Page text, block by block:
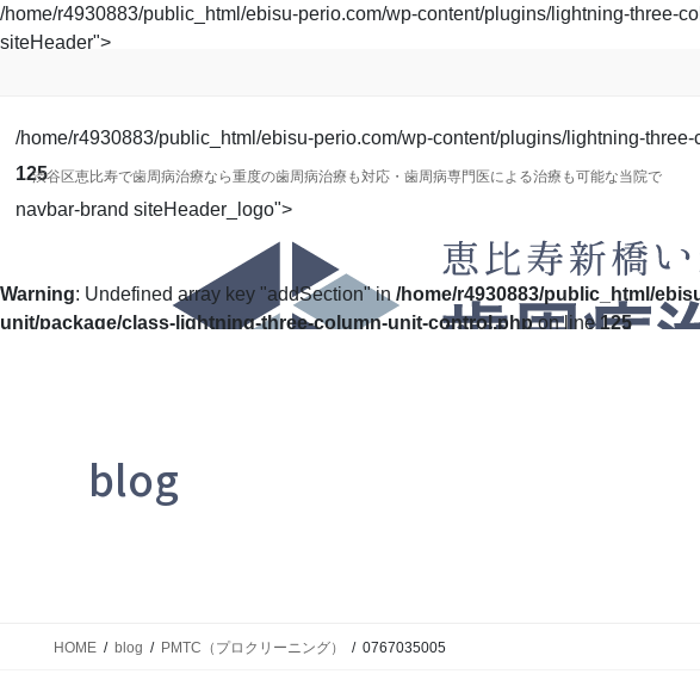
コ
ン
移
動
ナ
ビ
ン
に
/home/r4930883/public_html/ebisu-perio.com/wp-content/plugins/lightning-
siteHeader">
渋谷区恵比寿で歯周病治療なら重度の歯周病治療も対応・歯周病専門医による治療も可能な当院で
/home/r4930883/public_html/ebisu-perio.com/wp-content/plugins/lightning-
125
navbar-brand siteHeader_logo">
Warning: Undefined array key "addSection" in /home/r4930883/public_html/
unit/package/class-lightning-three-column-unit-control.phpon line 125
blog
HOME blog PMTC（プロクリーニング） 0767035005